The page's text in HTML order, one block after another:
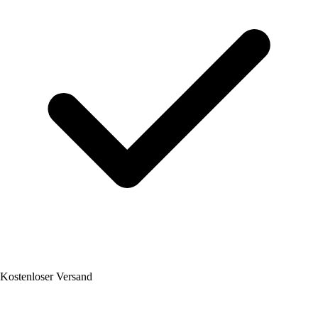
Kostenloser Versand